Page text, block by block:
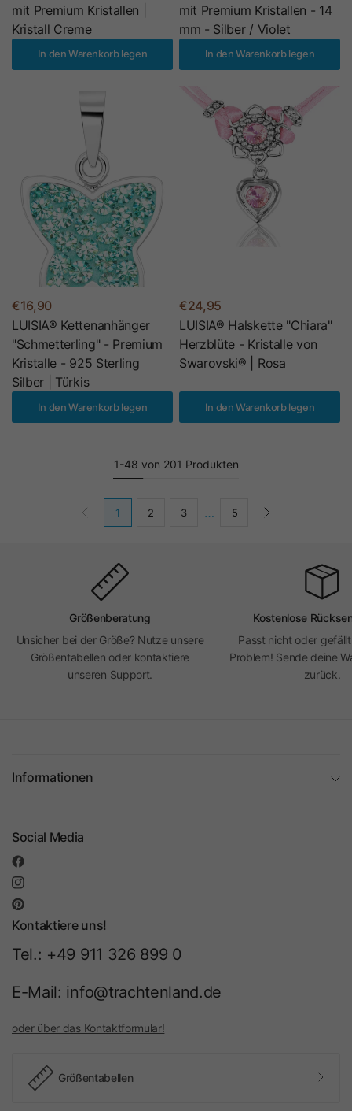
mit Premium Kristallen |
Kristall Creme
In den Warenkorb legen
mit Premium Kristallen - 14
mm - Silber / Violet
In den Warenkorb legen
€16,90
LUISIA® Kettenanhänger
"Schmetterling" - Premium
Kristalle - 925 Sterling
Silber | Türkis
In den Warenkorb legen
€24,95
LUISIA® Halskette "Chiara"
Herzblüte - Kristalle von
Swarovski® | Rosa
In den Warenkorb legen
1-48 von 201 Produkten
1 2 3 … 5
Größenberatung
Unsicher bei der Größe? Nutze unsere
Größentabellen oder kontaktiere
unseren Support.
Kostenlose
Passt nicht oder
Problem! Sende deine
zurück.
Informationen
Social Media
Kontaktiere uns!
Tel.: +49 911 326 899 0
E-Mail: info@trachtenland.de
oder über das Kontaktformular!
Größentabellen